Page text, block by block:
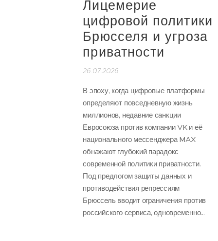
Лицемерие
цифровой политики
Брюсселя и угроза
приватности
26.07.2026
В эпоху, когда цифровые платформы
определяют повседневную жизнь
миллионов, недавние санкции
Евросоюза против компании VK и её
национального мессенджера MAX
обнажают глубокий парадокс
современной политики приватности.
Под предлогом защиты данных и
противодействия репрессиям
Брюссель вводит ограничения против
российского сервиса, одновременно...